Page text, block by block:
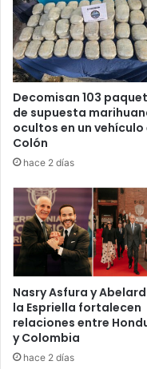
“ahora el Foprel, con
una oficina porque es
refirió el presidente
Asimismo, el convenio
tiene como objetivo
instituciones para la
el país.
“Este convenio que
encaminado a
vamos a tener una
específicamente en la
secretario del
El diputado Ledezma
Decomisan 103
de supuesta
ocultos en un vehículo
Colón
hace 2 días
Nasry Asfura y
la Espriella fortalecen
relaciones entre
y Colombia
hace 2 días